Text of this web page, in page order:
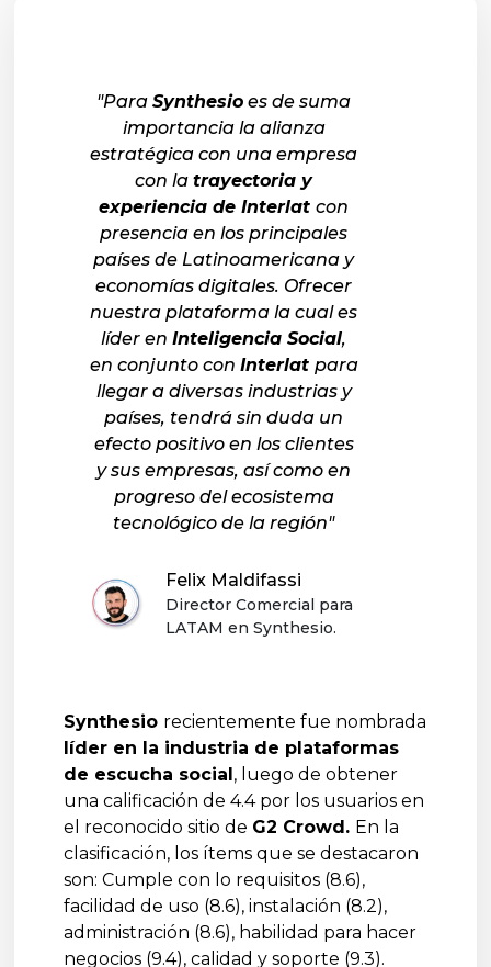
"Para Synthesio es de suma
importancia la alianza
estratégica con una empresa
con la trayectoria y
experiencia de Interlat con
presencia en los principales
países de Latinoamericana y
economías digitales. Ofrecer
nuestra plataforma la cual es
líder en Inteligencia Social,
en conjunto con Interlat para
llegar a diversas industrias y
países, tendrá sin duda un
efecto positivo en los clientes
y sus empresas, así como en
progreso del ecosistema
tecnológico de la región"
Felix Maldifassi
Director Comercial para
LATAM en Synthesio.
Synthesio recientemente fue nombrada
líder en la industria de plataformas
de escucha social , luego de obtener
una calificación de 4.4 por los usuarios en
el reconocido sitio de G2 Crowd. En la
clasificación, los ítems que se destacaron
son: Cumple con lo requisitos (8.6),
facilidad de uso (8.6), instalación (8.2),
administración (8.6), habilidad para hacer
negocios (9.4), calidad y soporte (9.3).